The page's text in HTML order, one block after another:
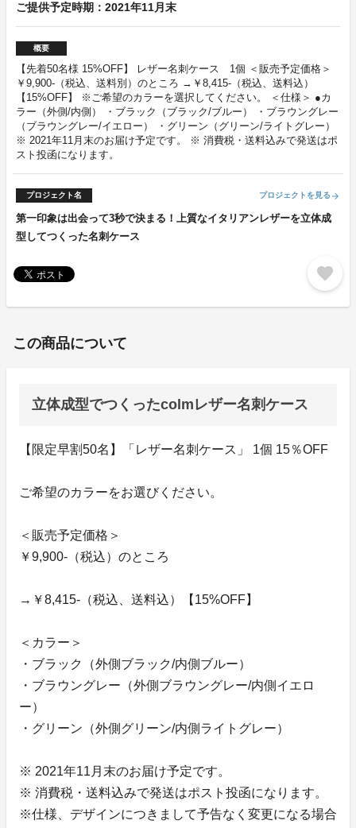
ご提供予定時期：2021年11月末
概要
【先着50名様 15%OFF】 レザー名刺ケース 1個 ＜販売予定価格＞
￥9,900-（税込、送料別）のところ →￥8,415-（税込、送料込）
【15%OFF】 ※ご希望のカラーを選択してください。 ＜仕様＞ ●カ
ラー（外側/内側） ・ブラック（ブラック/ブルー） ・ブラウングレー
（ブラウングレー/イエロー） ・グリーン（グリーン/ライトグレー）
※ 2021年11月末のお届け予定です。 ※ 消費税・送料込みで発送はポ
スト投函になります。
プロジェクト名 プロジェクトを見る arrow_forward
第一印象は出会って3秒で決まる！上質なイタリアンレザーを立体成
型してつくった名刺ケース
favorite
この商品について
立体成型でつくったcolmレザー名刺ケース
【限定早割50名】「レザー名刺ケース」 1個 15％OFF
ご希望のカラーをお選びください。
＜販売予定価格＞
￥9,900-（税込）のところ
→￥8,415-（税込、送料込）【15%OFF】
＜カラー＞
・ブラック（外側ブラック/内側ブルー）
・ブラウングレー（外側ブラウングレー/内側イエロ
ー）
・グリーン（外側グリーン/内側ライトグレー）
※ 2021年11月末のお届け予定です。
※ 消費税・送料込みで発送はポスト投函になります。
※仕様、デザインにつきまして予告なく変更になる場合